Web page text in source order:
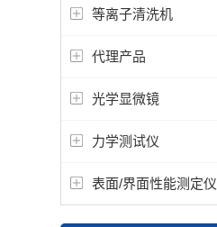
等离子清洗机
代理产品
光学显微镜
力学测试仪
表面/界面性能测定仪